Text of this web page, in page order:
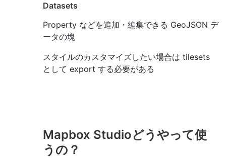
Datasets
Property などを追加・編集できる GeoJSON デ
ータの塊
スタイルのカスタマイズしたい場合は tilesets
として export する必要がある
Mapbox Studioどうやって使
うの？